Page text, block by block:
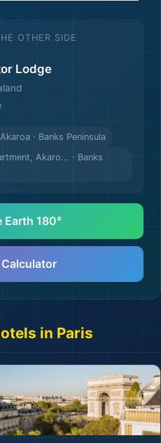
OTHER SIDE
Lodge
· Banks Peninsula
Akaro... · Banks
Earth 180°
Calculator
in Paris